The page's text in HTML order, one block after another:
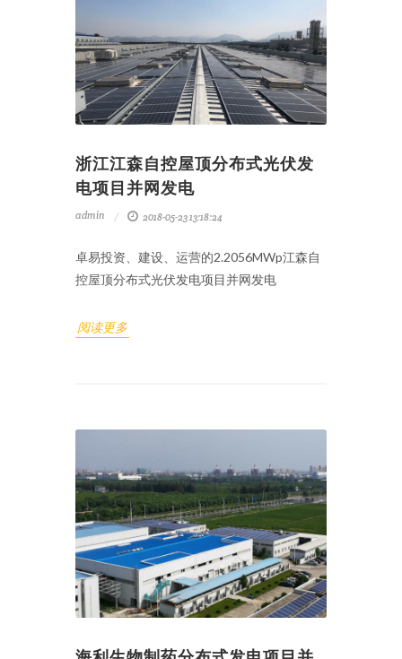
浙江江森自控屋顶分布式光伏发
电项目并网发电
admin 2018-05-23 13:18:24
卓易投资、建设、运营的2.2056MWp江森自
控屋顶分布式光伏发电项目并网发电
阅读更多